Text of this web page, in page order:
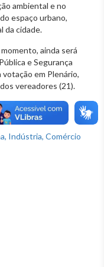
ambiental e no
espaço urbano,
da cidade.
ainda será
e Segurança
em Plenário,
vereadores (21).